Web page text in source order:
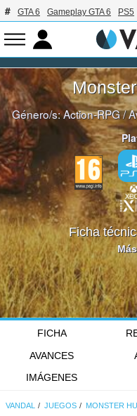
GTA 6 Gameplay GTA 6 PS5
Género/s:Action-RPG/
Ficha
FICHA
AVANCES
IMÁGENES
VANDAL JUEGOS MONSTER